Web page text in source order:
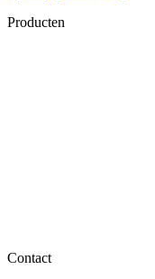
Producten
Contact